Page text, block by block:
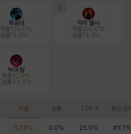
특공대
픽률
승률
100.0%
14.3 %
3
약자 멸시
픽률
승률
100.0%
14.3 %
늑대 탈
픽률
승률
42.9%
33.3 %
픽률 승률 TOP 3 평균 순
57.1 % 0.0% 25.0% #3.75